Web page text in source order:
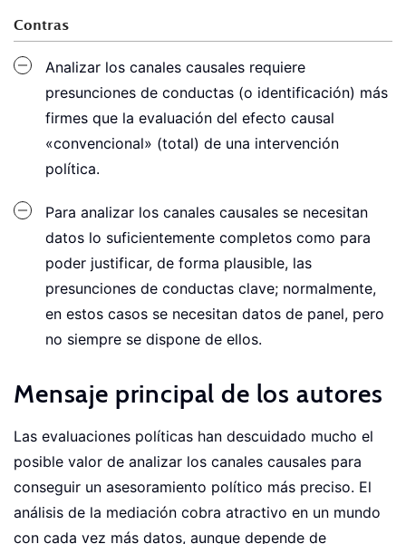
Contras
Analizar los canales causales requiere
presunciones de conductas (o identificación) más
firmes que la evaluación del efecto causal
«convencional» (total) de una intervención
política.
Para analizar los canales causales se necesitan
datos lo suficientemente completos como para
poder justificar, de forma plausible, las
presunciones de conductas clave; normalmente,
en estos casos se necesitan datos de panel, pero
no siempre se dispone de ellos.
Mensaje principal de los autores
Las evaluaciones políticas han descuidado mucho el
posible valor de analizar los canales causales para
conseguir un asesoramiento político más preciso. El
análisis de la mediación cobra atractivo en un mundo
con cada vez más datos, aunque depende de